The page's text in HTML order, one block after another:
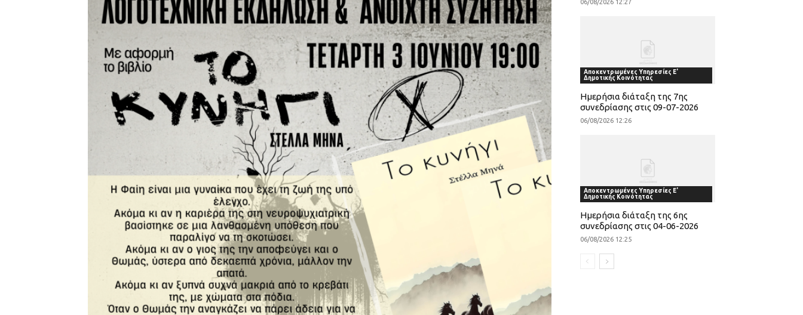
06/08/2026 12:27
Αποκεντρωμένες Υπηρεσίες Ε'
Δημοτικής Κοινότητας
Ημερήσια διάταξη της 7ης
συνεδρίασης στις 09-07-2026
06/08/2026 12:26
Αποκεντρωμένες Υπηρεσίες Ε'
Δημοτικής Κοινότητας
Ημερήσια διάταξη της 6ης
συνεδρίασης στις 04-06-2026
06/08/2026 12:25